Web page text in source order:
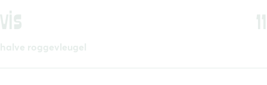
vis 11
halve roggevleugel